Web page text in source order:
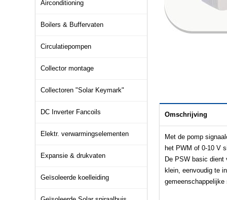
Airconditioning
Boilers & Buffervaten
Circulatiepompen
Collector montage
Collectoren "Solar Keymark"
DC Inverter Fancoils
Elektr. verwarmingselementen
Expansie & drukvaten
Geïsoleerde koelleiding
Omschrijving
Met de pomp
het PWM of 0-10 V
De PSW basic dient
klein, eenvoudig te